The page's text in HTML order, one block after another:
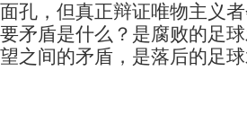
孔，但真正辩证唯物主义
矛盾是什么？是腐败的足
之间的矛盾，是落后的足